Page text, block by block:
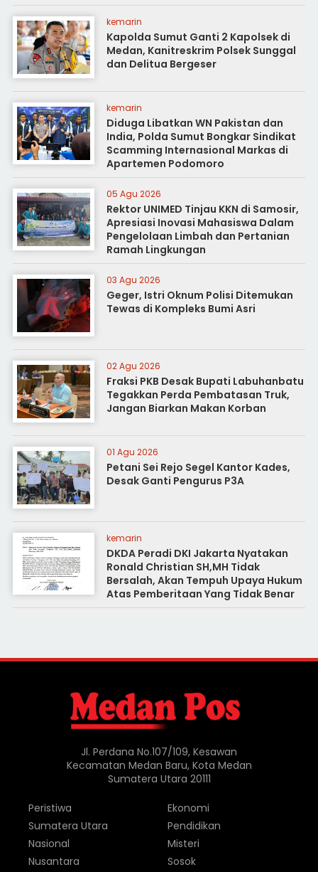
kemarin
Kapolda Sumut Ganti 2 Kapolsek di
Medan, Kanitreskrim Polsek Sunggal
dan Delitua Bergeser
kemarin
Diduga Libatkan WN Pakistan dan
India, Polda Sumut Bongkar Sindikat
Scamming Internasional Markas di
Apartemen Podomoro
05 Agu 2026
Rektor UNIMED Tinjau KKN di Samosir,
Apresiasi Inovasi Mahasiswa Dalam
Pengelolaan Limbah dan Pertanian
Ramah Lingkungan
03 Agu 2026
Geger, Istri Oknum Polisi Ditemukan
Tewas di Kompleks Bumi Asri
02 Agu 2026
Fraksi PKB Desak Bupati Labuhanbatu
Tegakkan Perda Pembatasan Truk,
Jangan Biarkan Makan Korban
01 Agu 2026
Petani Sei Rejo Segel Kantor Kades,
Desak Ganti Pengurus P3A
kemarin
DKDA Peradi DKI Jakarta Nyatakan
Ronald Christian SH,MH Tidak
Bersalah, Akan Tempuh Upaya Hukum
Atas Pemberitaan Yang Tidak Benar
Jl. Perdana No.107/109, Kesawan
Kecamatan Medan Baru, Kota Medan
Sumatera Utara 20111
Peristiwa
Sumatera Utara
Nasional
Nusantara
Ekonomi
Pendidikan
Misteri
Sosok